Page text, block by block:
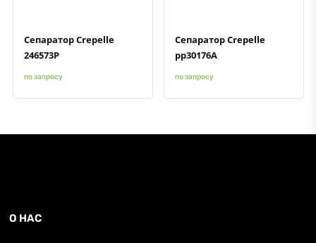
Сепаратор Crepelle
246573P
по запросу
Сепаратор Crepelle
pp30176A
по запросу
О НАС